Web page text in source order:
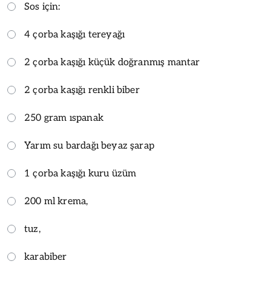
Sos için:
4 çorba kaşığı tereyağı
2 çorba kaşığı küçük doğranmış mantar
2 çorba kaşığı renkli biber
250 gram ıspanak
Yarım su bardağı beyaz şarap
1 çorba kaşığı kuru üzüm
200 ml krema,
tuz,
karabiber